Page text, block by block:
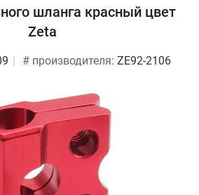
шланга красный цвет
Zeta
# производителя: ZE92-2106